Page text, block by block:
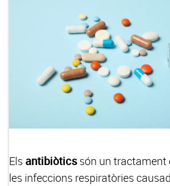
Els antibiòticssón un tractament
les infeccions respiratòries